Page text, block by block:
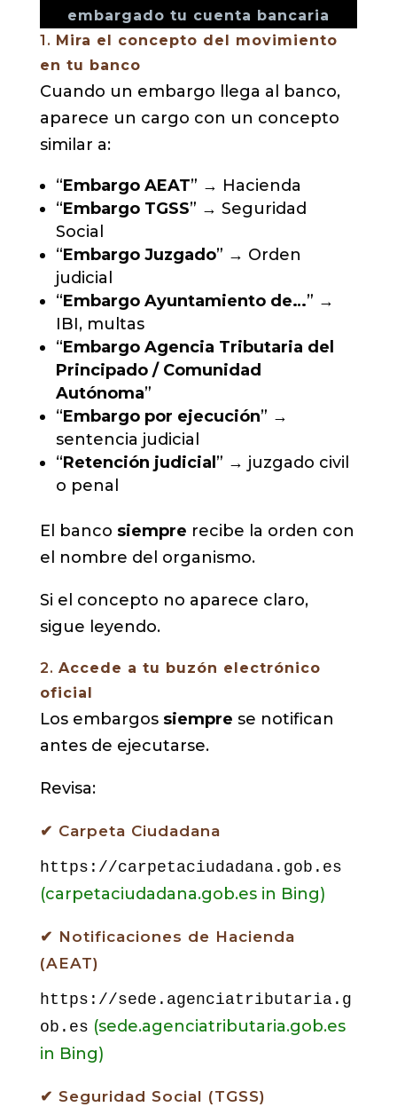
embargado tu cuenta bancaria
1. Mira el concepto del movimiento
en tu banco
Cuando un embargo llega al banco,
aparece un cargo con un concepto
similar a:
“Embargo AEAT” → Hacienda
“Embargo TGSS” → Seguridad
Social
“Embargo Juzgado” → Orden
judicial
“Embargo Ayuntamiento de…” →
IBI, multas
“Embargo Agencia Tributaria del
Principado / Comunidad
Autónoma”
“Embargo por ejecución” →
sentencia judicial
“Retención judicial ” → juzgado civil
o penal
El banco siempre recibe la orden con
el nombre del organismo.
Si el concepto no aparece claro,
sigue leyendo.
2. Accede a tu buzón electrónico
oficial
Los embargos siempre se notifican
antes de ejecutarse.
Revisa:
✔ Carpeta Ciudadana
https://carpetaciudadana.gob.es
(carpetaciudadana.gob.es in Bing)
✔ Notificaciones de Hacienda
(AEAT)
https://sede.agenciatributaria.g
ob.es (sede.agenciatributaria.gob.es
in Bing)
✔ Seguridad Social (TGSS)